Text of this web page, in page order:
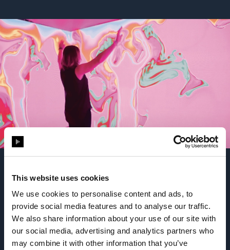
This website uses cookies
We use cookies to personalise content and ads, to
provide social media features and to analyse our traffic.
We also share information about your use of our site with
our social media, advertising and analytics partners who
may combine it with other information that you’ve
콘텐츠 서포트
실시간 콘텐츠는 최고의 상시 지원이 필요합니다.
프로덕션이 끝난 후의 지원에 대해서도 알아보세요.